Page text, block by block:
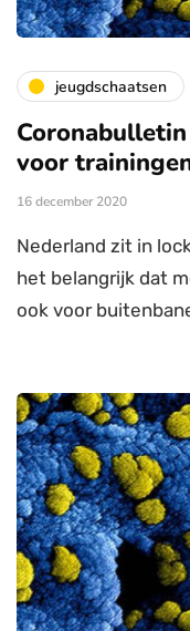
jeugdschaatsen
voor
16 december 2020
Nederland zit in
het belangrijk dat
ook voor